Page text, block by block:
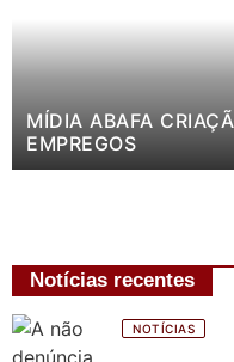
MÍDIA ABAFA
EMPREGOS
Notícias recentes
NOTÍCIAS